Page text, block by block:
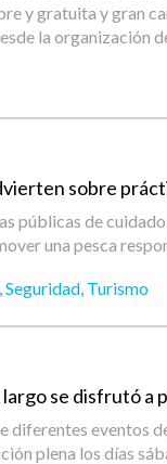
y gratuita y gran
la organización
sobre
públicas de
una pesca
,Seguridad, Turismo
largo se disfrutó
diferentes eventos
plena los días